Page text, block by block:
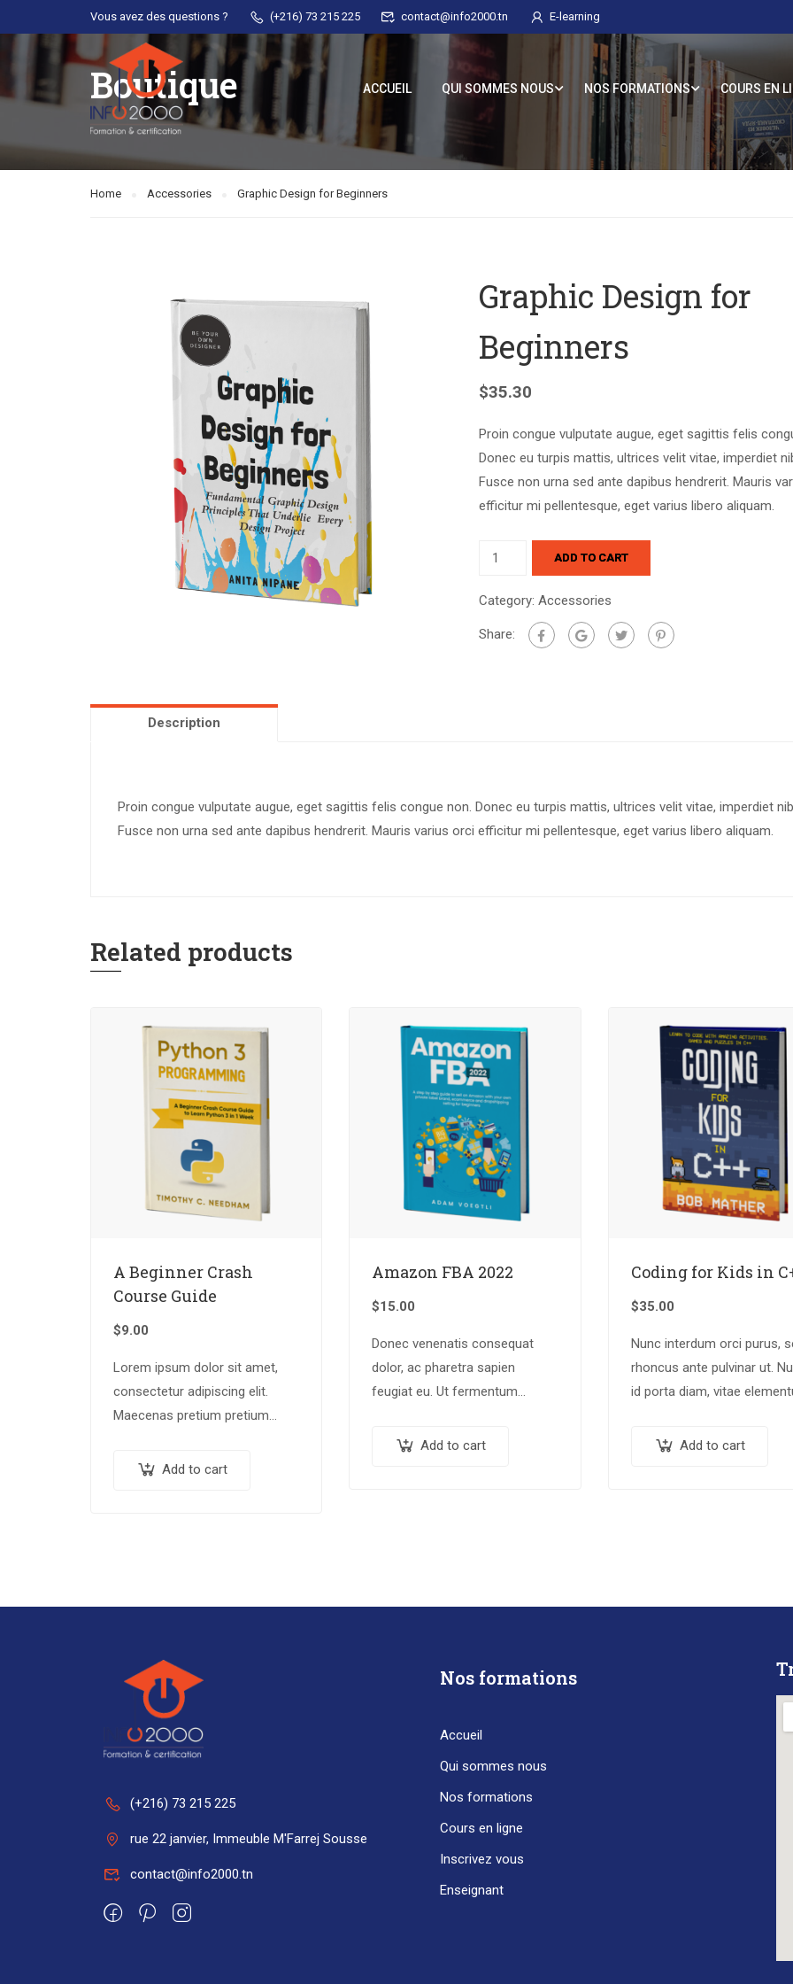
Vous avez des questions ? (+216) 73 215 225 contact@info2000.tn E-learning
ACCUEIL QUI SOMMES NOUS NOS FORMATIONS COURS EN
Boutique
Home Accessories Graphic Design for Beginners
Graphic Design for
Beginners
$35.30
Proin congue vulputate augue, eget sagittis felis
Donec eu turpis mattis, ultrices velit vitae, imperdiet
Fusce non urna sed ante dapibus hendrerit. Mauris
efficitur mi pellentesque, eget varius libero aliquam.
ADD TO CART
Category: Accessories
Share:
Description
Proin congue vulputate augue, eget sagittis felis congue non. Donec eu turpis mattis, ultrices velit vitae, imperdiet
Fusce non urna sed ante dapibus hendrerit. Mauris varius orci efficitur mi pellentesque, eget varius libero aliquam.
Related products
A Beginner Crash
Course Guide
$9.00
Lorem ipsum dolor sit amet,
consectetur adipiscing elit.
Maecenas pretium pretium
vestibulum libero. Phasellus ut
Add to cart
Amazon FBA 2022
$15.00
Donec venenatis consequat
dolor, ac pharetra sapien
feugiat eu. Ut fermentum
tortor, luctus in diam ut,
Add to cart
Coding for Kids in
$35.00
Nunc interdum orci purus,
rhoncus ante pulvinar ut.
id porta diam, vitae
elementum ac arcu a,
Add to cart
(+216) 73 215 225
rue 22 janvier, Immeuble M'Farrej Sousse
contact@info2000.tn
Nos formations
Accueil
Qui sommes nous
Nos formations
Cours en ligne
Inscrivez vous
Enseignant